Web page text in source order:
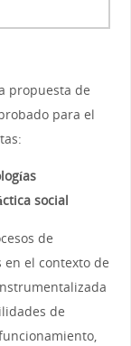
propuesta de
para el
social
de
en el contexto de
de